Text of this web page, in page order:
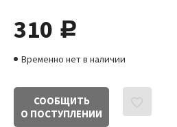
310 руб.
Временно нет в наличии
СООБЩИТЬ
О ПОСТУПЛЕНИИ